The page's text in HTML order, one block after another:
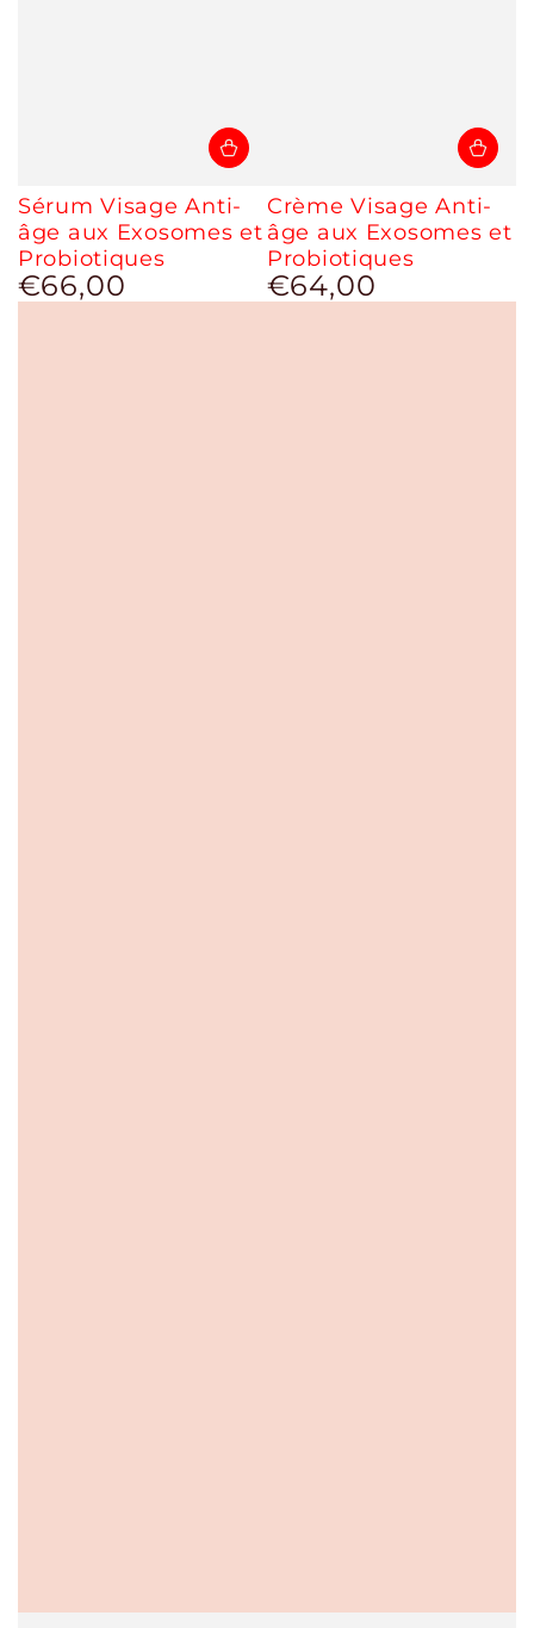
Sérum Visage Anti-
âge aux Exosomes et
Probiotiques
Prix
normal
€66,00
Crème Visage Anti-
âge aux Exosomes et
Probiotiques
Prix
normal
€64,00